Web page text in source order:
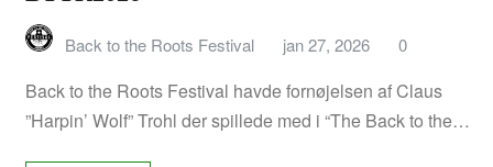
Program 2020
Back to the Roots Festival jan 27, 2026 0
Back to the Roots Festival havde fornøjelsen af Claus
”Harpin’ Wolf” Trohl der spillede med i “The Back to the…